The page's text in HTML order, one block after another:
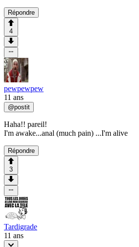
Répondre
4
pewpewpew
11 ans
@postit
Haha!! pareil!
I'm awake...anal (much pain) ...I'm alive
Répondre
3
Tardigrade
11 ans